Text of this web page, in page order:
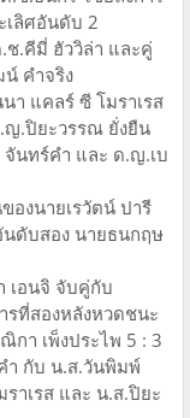
เลิศอันดับ 2
ช.คีมี่ ฮัววิล่า และคู่
คำจริง
า แคลร์ ซี โมราเรส
.ปิยะวรรณ ยั่งยืน
นทร์คำ และ ด.ญ.เบ
งนายเรวัตน์ ปารี
นดับสอง นายธนกฤษ
อนจิ จับคู่กับ
ที่สองหลังหวดชนะ
า เพ็งประไพ 5 : 3
ำ กับ น.ส.วันพิมพ์
าเรส และ น.ส.ปิยะ